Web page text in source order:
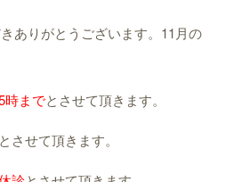
ありがとうございます。11月の
時までとさせて頂きます。
とさせて頂きます。